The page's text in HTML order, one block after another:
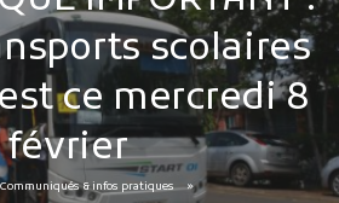
CALENDRIERS DE COLLECTE
scolaires
ce mercredi 8
février
Communiqués & infos pratiques